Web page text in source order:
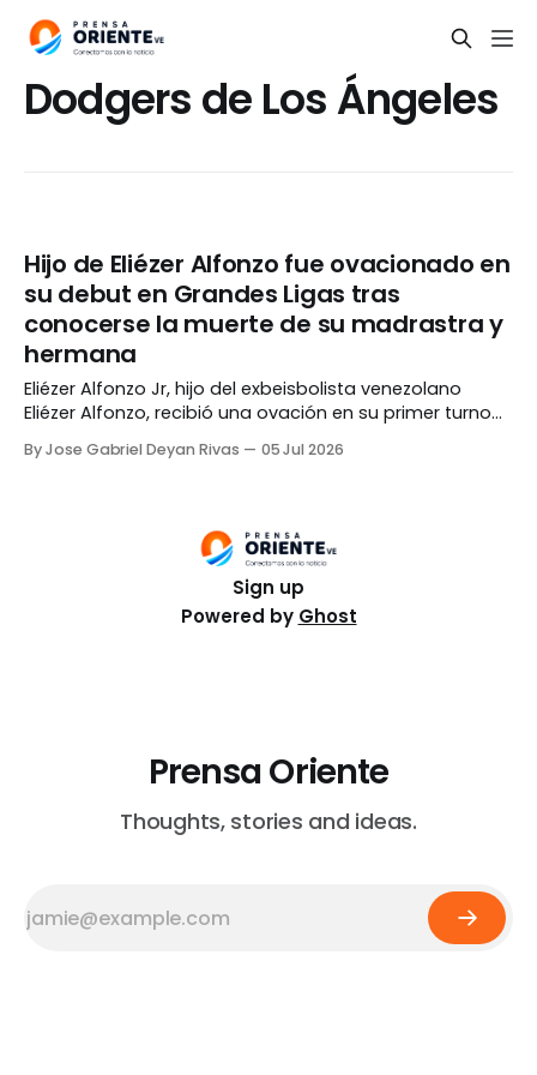
Dodgers de Los Ángeles
Hijo de Eliézer Alfonzo fue ovacionado en
su debut en Grandes Ligas tras
conocerse la muerte de su madrastra y
hermana
Eliézer Alfonzo Jr, hijo del exbeisbolista venezolano
Eliézer Alfonzo, recibió una ovación en su primer turno
conocerse el fallecimiento de su madrastra y su
By Jose Gabriel Deyan Rivas 05 Jul 2026
Sign up
Powered by Ghost
Prensa Oriente
Thoughts, stories and ideas.